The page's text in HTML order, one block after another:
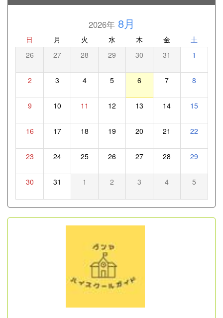
2026年8月
日 月 火 水 木 金 土
26 27 28 29 30 31 1
2 3 4 5 6 7 8
9 10 11 12 13 14 15
16 17 18 19 20 21 22
23 24 25 26 27 28 29
30 31 1 2 3 4 5